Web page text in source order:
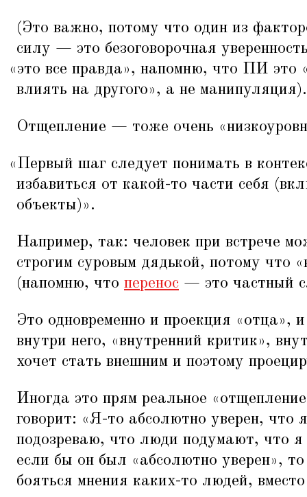
(Это важно, потому что один из
силу — это безоговорочная
«это все правда», напомню, что ПИ это
влиять на другого», а не манипуляция).
Отщепление — тоже очень «
«Первый шаг следует понимать в
избавиться от какой-то части себя
объекты)».
Например, так: человек при встрече
строгим суровым дядькой, потому что «
(напомню, что перенос — это частный
Это одновременно и проекция «отца»,
внутри него, «внутренний критик»,
хочет стать внешним и поэтому
Иногда это прям реальное «
говорит: «Я-то абсолютно уверен, что
подозреваю, что люди подумают, что я
если бы он был «абсолютно уверен»,
бояться мнения каких-то людей,